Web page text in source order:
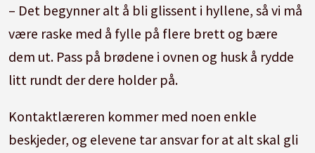
– Det begynner alt å bli glissent i hyllene, så vi må
være raske med å fylle på flere brett og bære
dem ut. Pass på brødene i ovnen og husk å rydde
litt rundt der dere holder på.
Kontaktlæreren kommer med noen enkle
beskjeder, og elevene tar ansvar for at alt skal gli